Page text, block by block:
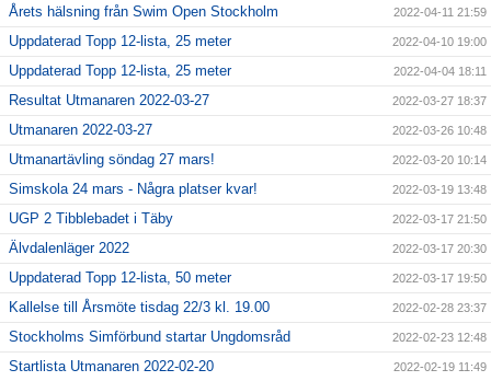
Årets hälsning från Swim Open Stockholm 2022-04-11 21:59
Uppdaterad Topp 12-lista, 25 meter 2022-04-10 19:00
Uppdaterad Topp 12-lista, 25 meter 2022-04-04 18:11
Resultat Utmanaren 2022-03-27 2022-03-27 18:37
Utmanaren 2022-03-27 2022-03-26 10:48
Utmanartävling söndag 27 mars! 2022-03-20 10:14
Simskola 24 mars - Några platser kvar! 2022-03-19 13:48
UGP 2 Tibblebadet i Täby 2022-03-17 21:50
Älvdalenläger 2022 2022-03-17 20:30
Uppdaterad Topp 12-lista, 50 meter 2022-03-17 19:50
Kallelse till Årsmöte tisdag 22/3 kl. 19.00 2022-02-28 23:37
Stockholms Simförbund startar Ungdomsråd 2022-02-23 12:48
Startlista Utmanaren 2022-02-20 2022-02-19 11:49